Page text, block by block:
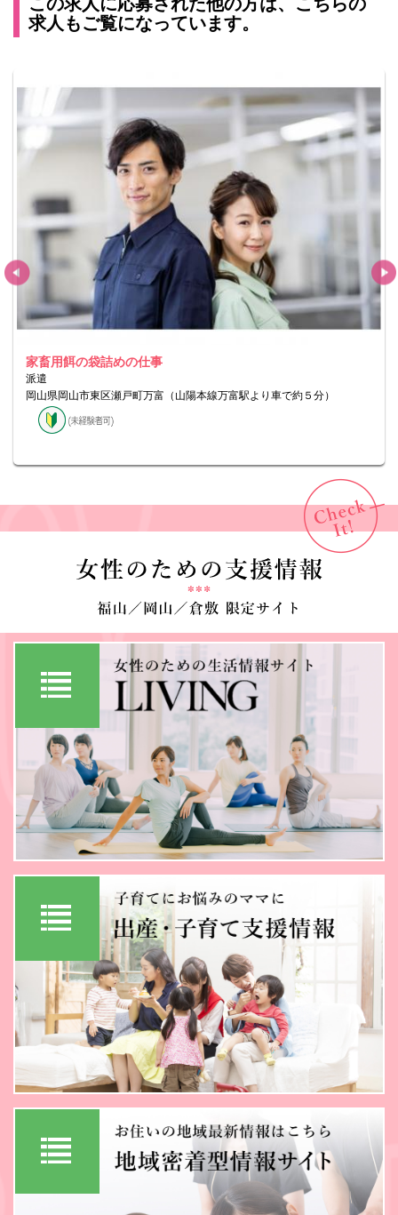
求人もご覧になっています。
家畜用餌の袋詰めの仕事
派遣
岡山県岡山市東区瀬戸町万富（山陽本線万富駅より車で約５分）